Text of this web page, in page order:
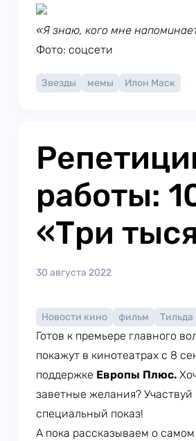
«Я знаю, кого мне
Фото: соцсети
Звезды мемы Илон Маск
работы:
«Три
30 августа 2022
Новости кино фильм
Готов к премьере главного
покажут в кинотеатрах с 8
поддержке Европы Плюс.
заветные желания?
специальный показ!
А пока рассказываем о